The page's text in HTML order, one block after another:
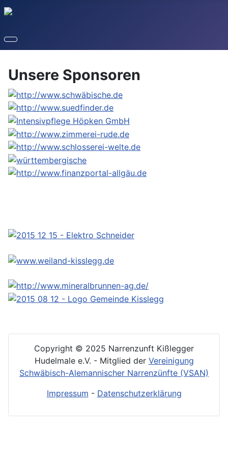
Unsere Sponsoren
Copyright © 2025 Narrenzunft Kißlegger
Hudelmale e.V. - Mitglied der Vereinigung
Schwäbisch-Alemannischer Narrenzünfte (VSAN)
Impressum - Datenschutzerklärung